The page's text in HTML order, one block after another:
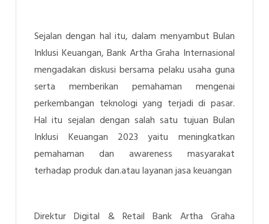
Sejalan dengan hal itu, dalam menyambut Bulan
Inklusi Keuangan, Bank Artha Graha Internasional
mengadakan diskusi bersama pelaku usaha guna
serta memberikan pemahaman mengenai
perkembangan teknologi yang terjadi di pasar.
Hal itu sejalan dengan salah satu tujuan Bulan
Inklusi Keuangan 2023 yaitu meningkatkan
pemahaman dan awareness masyarakat
terhadap produk dan.atau layanan jasa keuangan
Direktur Digital & Retail Bank Artha Graha